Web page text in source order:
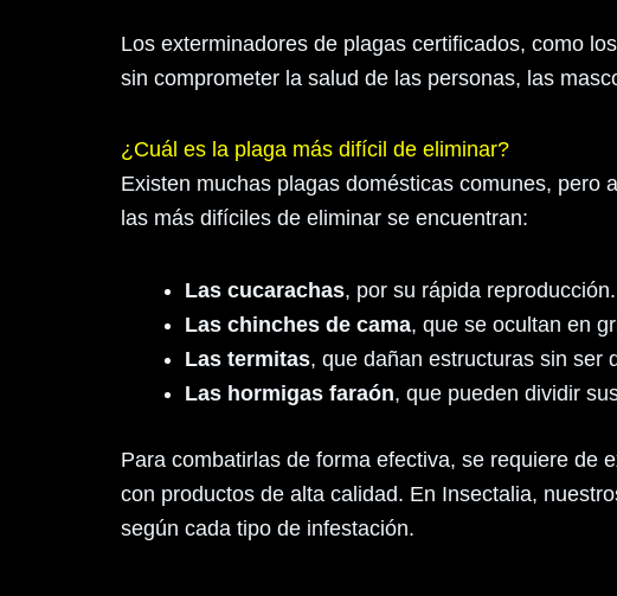
Los exterminadores de plagas certificados, como
sin comprometer la salud de las personas, las
¿Cuál es la plaga más difícil de eliminar?
Existen muchas plagas domésticas comunes, pero
las más difíciles de eliminar se encuentran:
Las cucarachas, por su rápida reproducción.
Las chinches de cama, que se ocultan en
Las termitas, que dañan estructuras sin ser
Las hormigas faraón, que pueden dividir
Para combatirlas de forma efectiva, se requiere de
con productos de alta calidad. En Insectalia,
según cada tipo de infestación.